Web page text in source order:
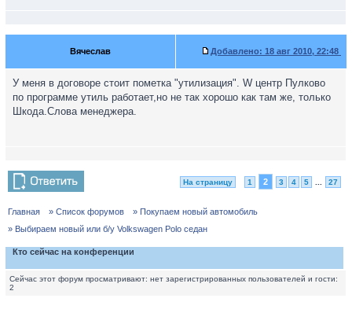
Вячеслав Добавлено: 18 авг 2010, 22:48
У меня в договоре стоит пометка "утилизация". W центр Пулково
по программе утиль работает,но не так хорошо как там же, только
Шкода.Слова менеджера.
На страницу 1 2 3 4 5 27
Главная » Список форумов
» Покупаем новый автомобиль
» Выбираем новый или б/у Volkswagen Polo седан
Кто сейчас на конференции
Сейчас этот форум просматривают: нет зарегистрированных пользователей и гости:
2